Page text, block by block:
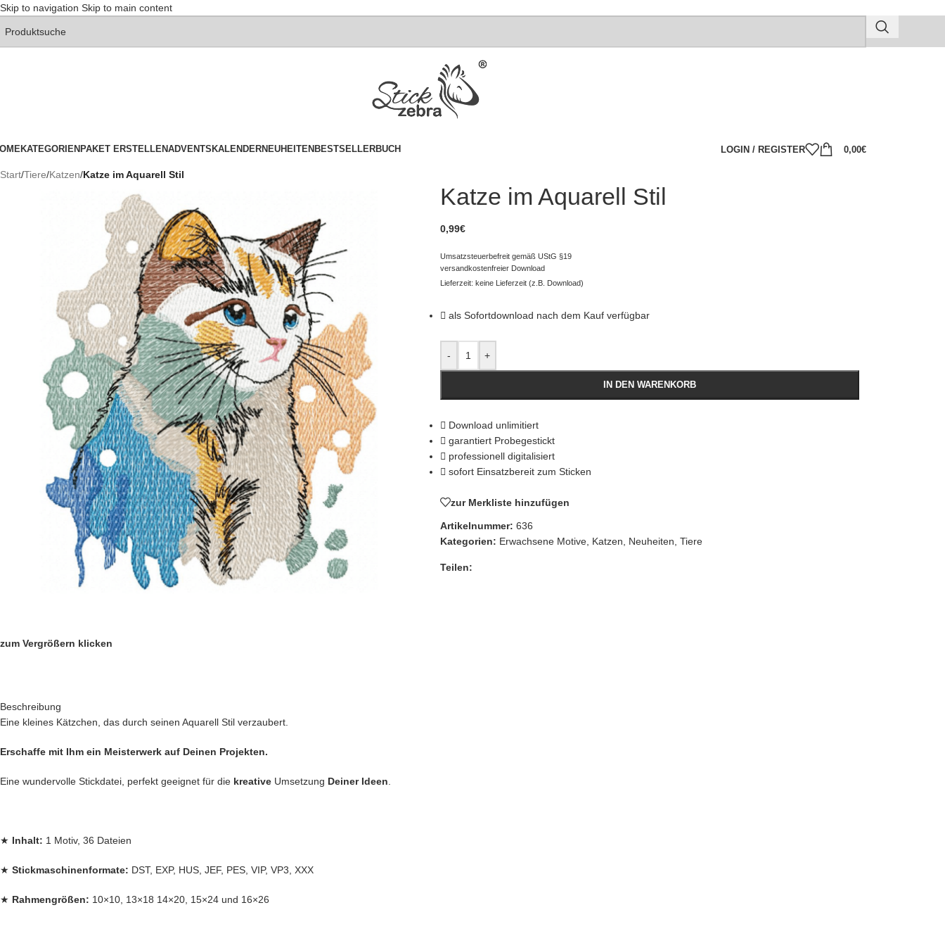
Skip to navigation Skip to main content
KATEGORIEN PAKET ERSTELLENADVENTSKALENDERNEUHEITEN BESTSELLERBUCH LOGIN / REGISTER 0,00€
Start/Tiere/Katzen/Katze im Aquarell Stil
zum Vergrößern klicken
Katze im Aquarell Stil
0,99€
Umsatzsteuerbefreit gemäß UStG §19
versandkostenfreier Download
Lieferzeit: keine Lieferzeit (z.B. Download)
als Sofortdownload nach dem Kauf verfügbar
- +
IN DEN WARENKORB
Download unlimitiert
garantiert Probegestickt
professionell digitalisiert
sofort Einsatzbereit zum Sticken
zur Merkliste hinzufügen
Artikelnummer: 636
Kategorien: Erwachsene Motive, Katzen Neuheiten Tiere
Teilen:
Beschreibung
Eine kleines Kätzchen, das durch seinen Aquarell Stil verzaubert.
Erschaffe mit Ihm ein Meisterwerk auf Deinen Projekten.
Eine wundervolle Stickdatei, perfekt geeignet für die kreative Umsetzung Deiner Ideen.
★ Inhalt: 1 Motiv, 36 Dateien
★ Stickmaschinenformate: DST, EXP, HUS, JEF, PES, VIP, VP3, XXX
★ Rahmengrößen: 10×10, 13×18 14×20, 15×24 und 16×26